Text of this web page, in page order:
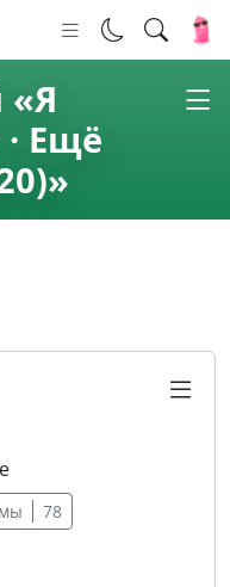
«Я
Ещё
78